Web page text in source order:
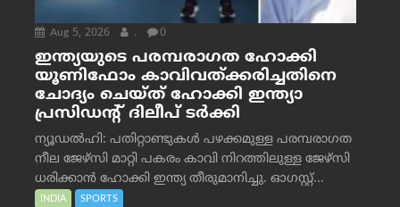
Aug 5, 2026 . 0
ഇന്ത്യയുടെ പരമ്പരാഗത ഹോക്കി
യൂണിഫോം കാവിവത്ക്കരിച്ചതിനെ
ചോദ്യം ചെയ്ത് ഹോക്കി ഇന്ത്യാ
പ്രസിഡന്റ് ദിലീപ് ടര്‍ക്കി
ന്യൂഡൽഹി: പതിറ്റാണ്ടുകൾ പഴക്കമുള്ള പരമ്പരാഗത
നീല ജേഴ്‌സി മാറ്റി പകരം കാവി നിറത്തിലുള്ള ജേഴ്‌സി
ധരിക്കാൻ ഹോക്കി ഇന്ത്യ തീരുമാനിച്ചു. ഓഗസ്റ്റ്...
INDIA SPORTS